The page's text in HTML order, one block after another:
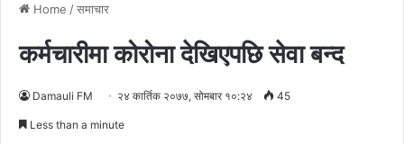
Home /समाचार
कर्मचारीमा कोरोना देखिएपछि सेवा बन्द
Damauli FM २४ कार्तिक २०७७, सोमबार १०:२४ 45
Less than a minute